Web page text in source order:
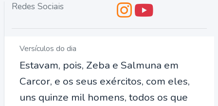
Redes Sociais
Versículos do dia
Estavam, pois, Zeba e Salmuna em
Carcor, e os seus exércitos, com eles,
uns quinze mil homens, todos os que